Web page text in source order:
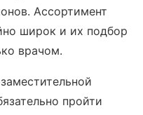
Ассортимент
широк и их подбор
врачом.
пройти